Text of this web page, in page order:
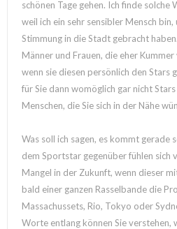
schönen Tage gehen. Ich finde solche
weil ich ein sehr sensibler Mensch
Stimmung in die Stadt gebracht
Männer und Frauen, die eher
wenn sie diesen persönlich den Stars
für Sie dann womöglich gar nicht
Menschen, die Sie sich in der Nähe
Was soll ich sagen, es kommt gerade
dem Sportstar gegenüber fühlen sich
Mangel in der Zukunft, wenn dieser
bald einer ganzen Rasselbande die
Massachussets, Rio, Tokyo oder
Worte entlang können Sie verstehen,